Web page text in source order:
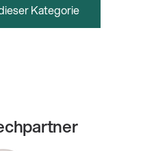
Kategorie